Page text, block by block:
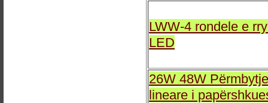
LWW-4 rondele e
LED
26W 48W Përmbytje
lineare i